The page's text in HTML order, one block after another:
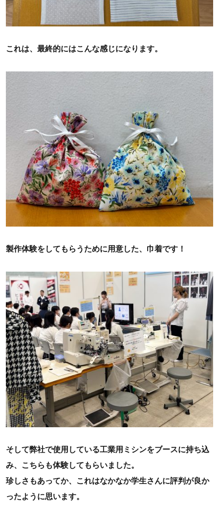
これは、最終的にはこんな感じになります。
製作体験をしてもらうために用意した、巾着です！
そして弊社で使用している工業用ミシンをブースに持ち込
み、こちらも体験してもらいました。
珍しさもあってか、これはなかなか学生さんに評判が良か
ったように思います。